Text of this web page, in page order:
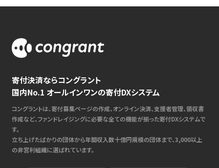
寄付決済ならコングラント
国内No.1 オールインワンの寄付DXシステム
コングラントは、寄付募集ページの作成、オンライン決済、支援者管理、領収書
作成など、ファンドレイジングに必要な全ての機能が揃った寄付DXシステムで
す。
立ち上げたばかりの団体から年間収入数十億円規模の団体まで、3,000以上
の非営利組織に選ばれています。